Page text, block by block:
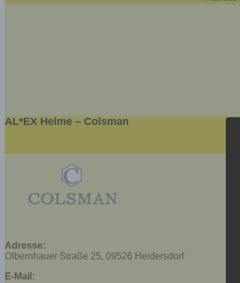
AL*EX Helme – Colsman
Adresse:
Olbernhauer Straße 25, 09526 Heidersdorf
E-Mail: